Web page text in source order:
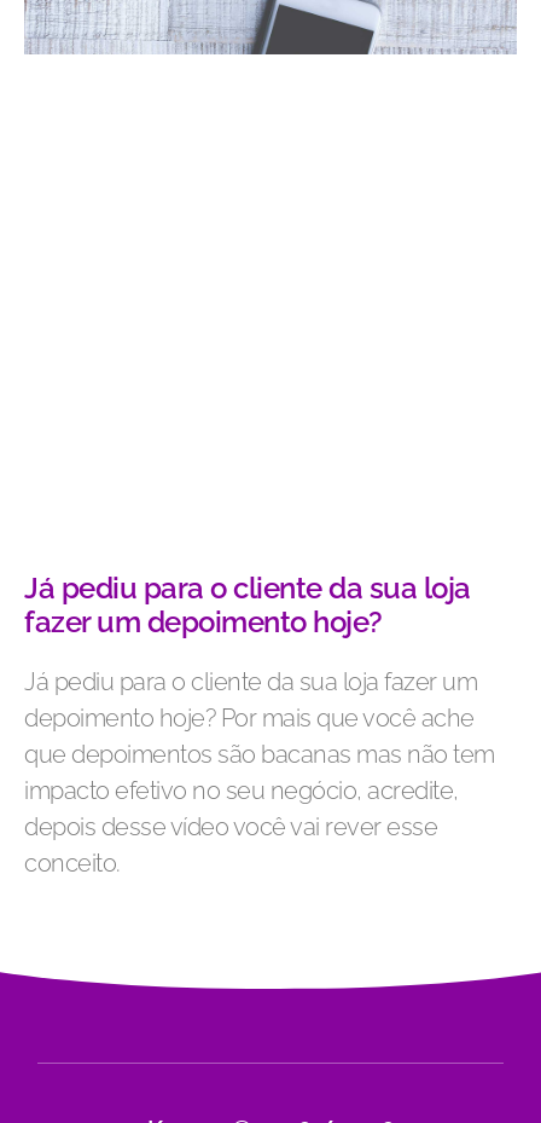
Já pediu para o cliente da sua loja
fazer um depoimento hoje?
Já pediu para o cliente da sua loja fazer um
depoimento hoje? Por mais que você ache
que depoimentos são bacanas mas não tem
impacto efetivo no seu negócio, acredite,
depois desse vídeo você vai rever esse
conceito.